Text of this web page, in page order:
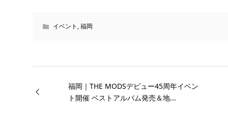
イベント ,福岡
福岡｜THE MODSデビュー45周年イベン
ト開催 ベストアルバム発売＆地...